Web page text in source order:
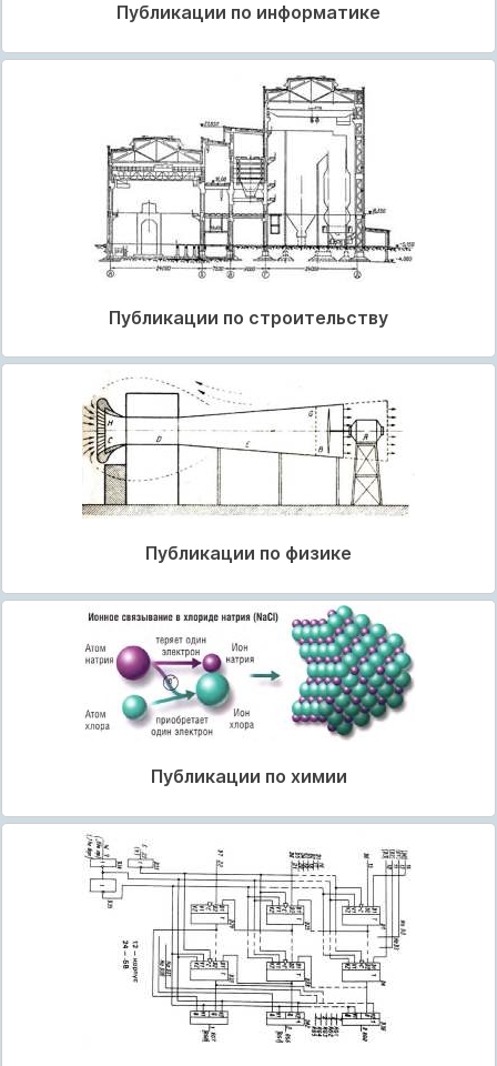
Публикации по информатике
Публикации по строительству
Публикации по физике
Публикации по химии